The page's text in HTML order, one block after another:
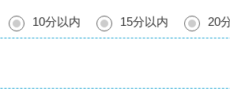
10分以内 15分以内 20